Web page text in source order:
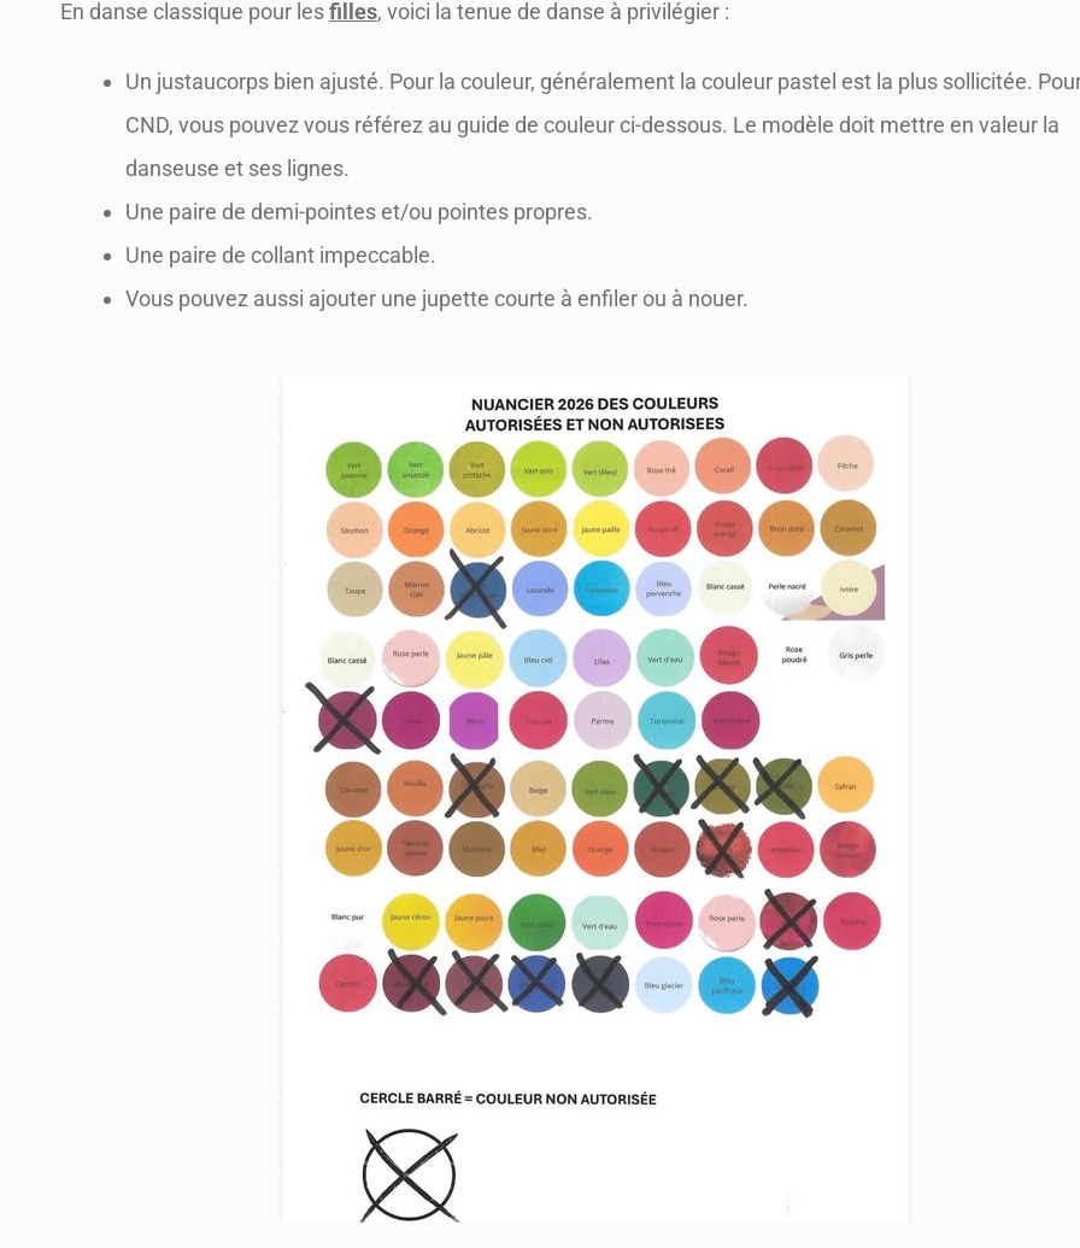
En danse classique pour lesfilles, voici la tenue de danse à privilégier :
Un justaucorps bien ajusté. Pour la couleur, généralement la couleur pastel est la plus sollicitée.
CND, vous pouvez vous référez au guide de couleur ci-dessous. Le modèle doit mettre en valeur la
danseuse et ses lignes.
Une paire de demi-pointes et/ou pointes propres.
Une paire de collant impeccable.
Vous pouvez aussi ajouter une jupette courte à enfiler ou à nouer.